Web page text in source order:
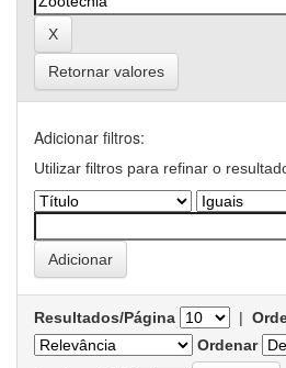
Retornar valores
Adicionar filtros:
Utilizar filtros para refinar o
Resultados/Página |
Ordenar